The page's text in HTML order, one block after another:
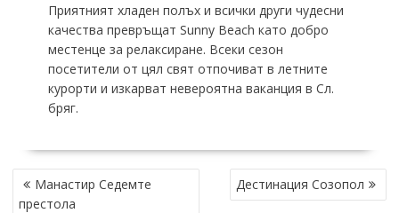
Приятният хладен полъх и всички други чудесни
качества превръщат Sunny Beach кaто добро
местенце зa релаксиране. Всеки сезон
посетители от цял свят отпочиват в летните
курорти и изкарват невероятна ваканция в Сл.
бряг.
НАВИГАЦИЯ
Манастир Седемте
престола
Дестинация Созопол